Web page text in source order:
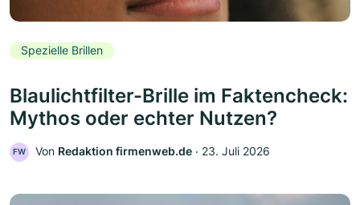
Spezielle Brillen
Blaulichtfilter-Brille im Faktencheck:
Mythos oder echter Nutzen?
FW Von Redaktion firmenweb.de ‧ 23. Juli 2026